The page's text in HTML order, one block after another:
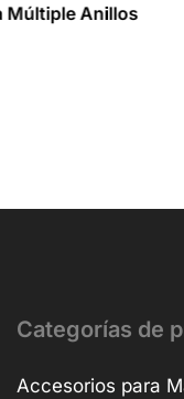
Múltiple Anillos
Categorías de
Accesorios para